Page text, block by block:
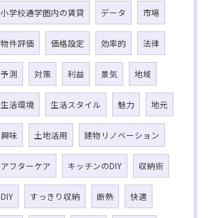
小学校通学圏内の賃貸 データ 市場
物件評価 価格設定 効率的 法律
予測 対策 利益 景気 地域
生活環境 生活スタイル 魅力 地元
興味 土地活用 建物リノベーション
アフターケア キッチンのDIY 収納術
DIY すっきり収納 断熱 快適